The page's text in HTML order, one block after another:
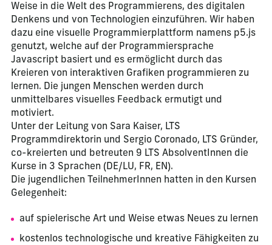
Weise in die Welt des Programmierens, des digitalen
Denkens und von Technologien einzuführen. Wir haben
dazu eine visuelle Programmierplattform namens p5.js
genutzt, welche auf der Programmiersprache
Javascript basiert und es ermöglicht durch das
Kreieren von interaktiven Grafiken programmieren zu
lernen. Die jungen Menschen werden durch
unmittelbares visuelles Feedback ermutigt und
motiviert.
Unter der Leitung von Sara Kaiser, LTS
Programmdirektorin und Sergio Coronado, LTS Gründer,
co-kreierten und betreuten 9 LTS AbsolventInnen die
Kurse in 3 Sprachen (DE/LU, FR, EN).
Die jugendlichen TeilnehmerInnen hatten in den Kursen
Gelegenheit:
auf spielerische Art und Weise etwas Neues zu lernen
kostenlos technologische und kreative Fähigkeiten zu